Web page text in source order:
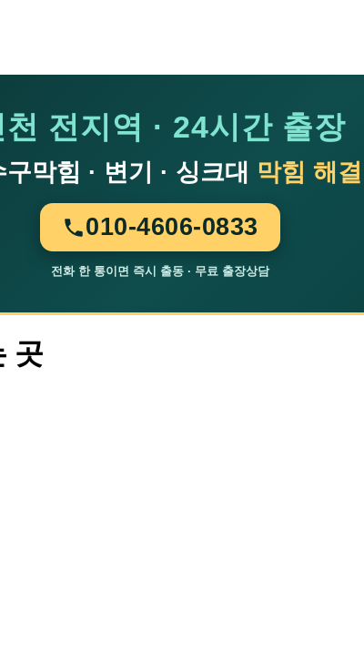
천 전지역 · 24시간 출장
막힘 · 변기 · 싱크대 막힘 해결
010-4606-0833
전화 한 통이면 즉시 출동 · 무료 출장상담
곳